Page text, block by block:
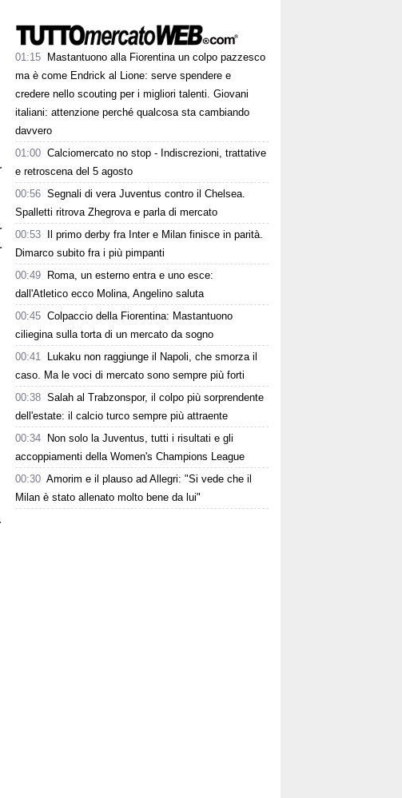
01:15
Mastantuono alla Fiorentina un colpo pazzesco
ma è come Endrick al Lione: serve spendere e
credere nello scouting per i migliori talenti. Giovani
italiani: attenzione perché qualcosa sta cambiando
davvero
01:00 Calciomercato no stop - Indiscrezioni, trattative
e retroscena del 5 agosto
00:56 Segnali di vera Juventus contro il Chelsea.
Spalletti ritrova Zhegrova e parla di mercato
00:53
Il primo derby fra Inter e Milan finisce in parità.
Dimarco subito fra i più pimpanti
00:49
Roma, un esterno entra e uno esce:
dall'Atletico ecco Molina, Angelino saluta
00:45 Colpaccio della Fiorentina: Mastantuono
ciliegina sulla torta di un mercato da sogno
00:41
Lukaku non raggiunge il Napoli, che smorza il
caso. Ma le voci di mercato sono sempre più forti
00:38 Salah al Trabzonspor, il colpo più sorprendente
dell'estate: il calcio turco sempre più attraente
00:34
Non solo la Juventus, tutti i risultati e gli
accoppiamenti della Women's Champions League
00:30 Amorim e il plauso ad Allegri: "Si vede che il
Milan è stato allenato molto bene da lui"